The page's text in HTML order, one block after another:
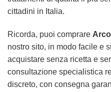
cittadini in Italia.
Ricorda, puoi comprare
nostro sito, in modo facile e
acquistare senza ricetta e
consultazione specialistica
discreto, con consegna